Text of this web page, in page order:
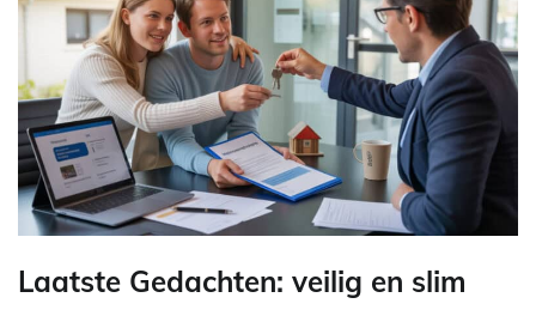
Laatste Gedachten: veilig en slim